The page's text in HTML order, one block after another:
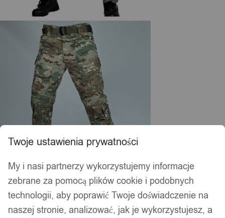
Twoje ustawienia prywatności
My i nasi partnerzy wykorzystujemy informacje
zebrane za pomocą plików cookie i podobnych
technologii, aby poprawić Twoje doświadczenie na
naszej stronie, analizować, jak je wykorzystujesz, a